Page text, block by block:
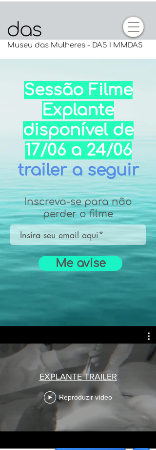
Museu das Mulheres - DAS I MMDAS
Sessão Filme
Explante
disponível de
17/06 a 24/06
trailer a seguir
Inscreva-se para não
perder o filme
Me avise
EXPLANTE TRAILER
Reproduzir vídeo